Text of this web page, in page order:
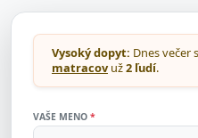
Vysoký dopyt: Dnes večer
matracovuž2 ľudí.
VAŠE MENO *